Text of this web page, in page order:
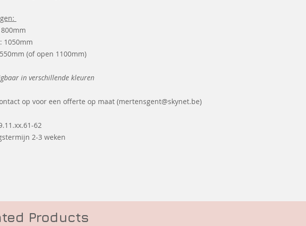
1050mm
(of open 1100mm)
in verschillende kleuren
op voor een offerte op maat (mertensgent@skynet.be)
62
2-3 weken
Products